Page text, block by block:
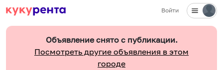
Войти
Объявление снято с публикации.
Посмотреть другие объявления в этом
городе